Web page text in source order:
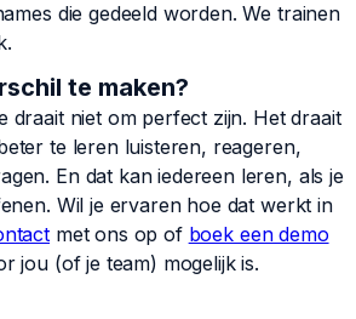
die gedeeld worden. We trainen
te maken?
draait niet om perfect zijn. Het draait
te leren luisteren, reageren,
En dat kan iedereen leren, als je
Wil je ervaren hoe dat werkt in
met ons op of boek een demo
jou (of je team) mogelijk is.